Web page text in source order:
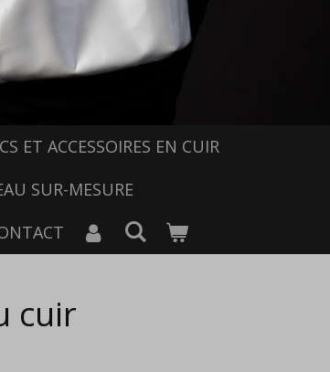
ET ACCESSOIRES EN CUIR
SUR-MESURE
cuir